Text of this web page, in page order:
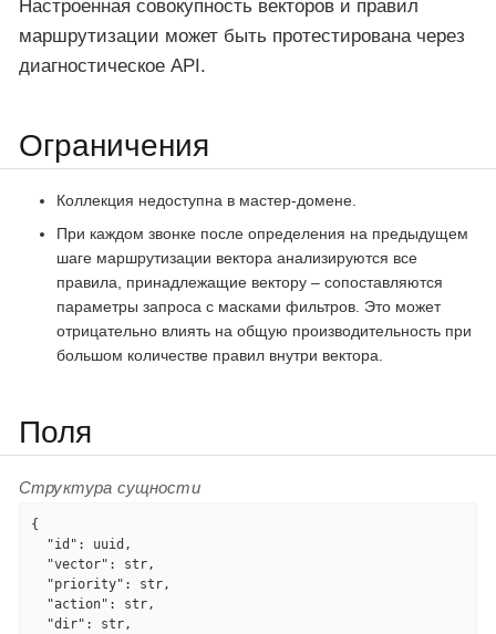
Настроенная совокупность векторов и правил
маршрутизации может быть протестирована через
диагностическое API.
Ограничения
Коллекция недоступна в мастер-домене.
При каждом звонке после определения на предыдущем
шаге маршрутизации вектора анализируются все
правила, принадлежащие вектору – сопоставляются
параметры запроса с масками фильтров. Это может
отрицательно влиять на общую производительность при
большом количестве правил внутри вектора.
Поля
Структура сущности
{
"id" : uuid,
"vector" : str,
"priority" : str,
"action" : str,
"dir" : str,